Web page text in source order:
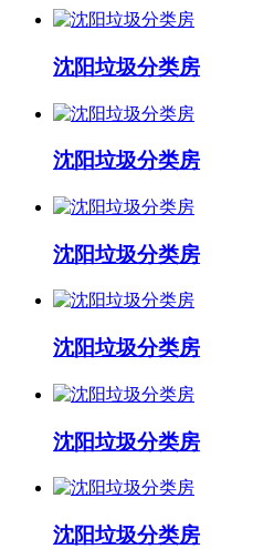
沈阳垃圾分类房
沈阳垃圾分类房
沈阳垃圾分类房
沈阳垃圾分类房
沈阳垃圾分类房
沈阳垃圾分类房